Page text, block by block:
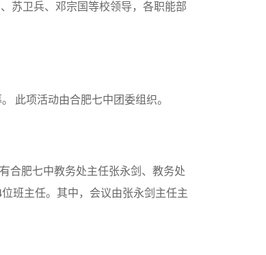
苏卫兵、邓宗国等校领导，各职能部
此项活动由合肥七中团委组织。
合肥七中教务处主任张永剑、教务处
位班主任。其中，会议由张永剑主任主